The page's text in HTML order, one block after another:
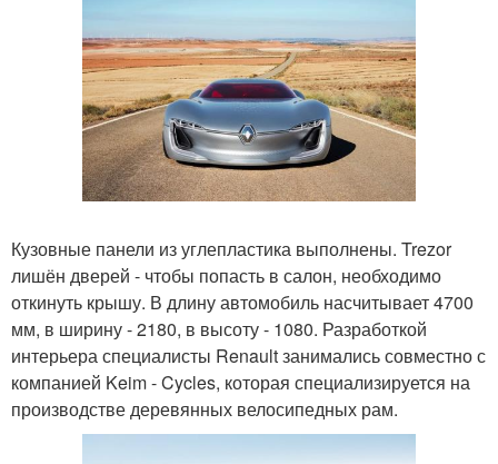
Кузовные панели из углепластика выполнены. Trezor
лишён дверей - чтобы попасть в салон, необходимо
откинуть крышу. В длину автомобиль насчитывает 4700
мм, в ширину - 2180, в высоту - 1080. Разработкой
интерьера специалисты Renault занимались совместно с
компанией Keim - Cycles, которая специализируется на
производстве деревянных велосипедных рам.